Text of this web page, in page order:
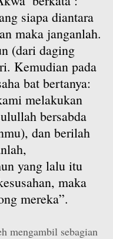
siapa diantara
maka janganlah.
(dari daging
Kemudian pada
bat bertanya:
melakukan
bersabda
dan berilah
yang lalu itu
maka
mereka”.
mengambil sebagian